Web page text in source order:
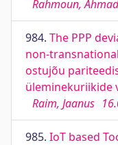
Rahmoun, Ahmad
984. The PPP
non-
ostujõu
üleminekuriikide
Raim, Jaanus
985. IoT based